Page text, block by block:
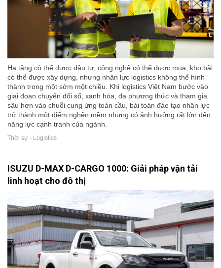
Hạ tầng có thể được đầu tư, công nghệ có thể được mua, kho bãi
có thể được xây dựng, nhưng nhân lực logistics không thể hình
thành trong một sớm một chiều. Khi logistics Việt Nam bước vào
giai đoạn chuyển đổi số, xanh hóa, đa phương thức và tham gia
sâu hơn vào chuỗi cung ứng toàn cầu, bài toán đào tạo nhân lực
trở thành một điểm nghẽn mềm nhưng có ảnh hưởng rất lớn đến
năng lực cạnh tranh của ngành.
Thời sự - Logistics
ISUZU D-MAX D-CARGO 1000: Giải pháp vận tải
linh hoạt cho đô thị